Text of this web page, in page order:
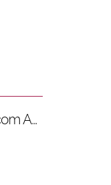
Chorinho no Aquário com Amigos da Música e Mari Torres